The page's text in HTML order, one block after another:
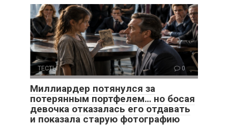
ТЕСТЫ 0
Миллиардер потянулся за
потерянным портфелем… но босая
девочка отказалась его отдавать
и показала старую фотографию